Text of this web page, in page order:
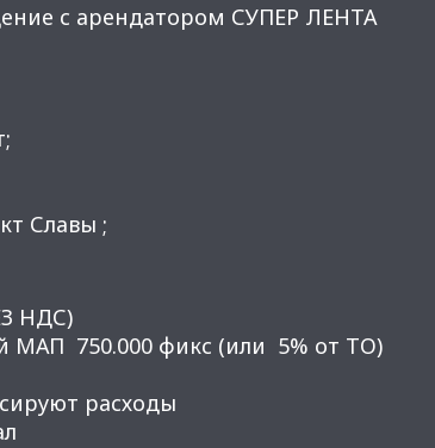
с арендатором СУПЕР ЛЕНТА
Славы ;
НДС)
750.000 фикс (или 5% от ТО)
расходы